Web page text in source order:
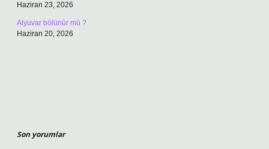
Haziran 23, 2026
Alyuvar bölünür mü ?
Haziran 20, 2026
Son yorumlar